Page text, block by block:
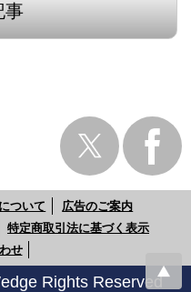
事
ついて
広告のご案内
特定商取引法に基づく表示
せ
Rights Reserved